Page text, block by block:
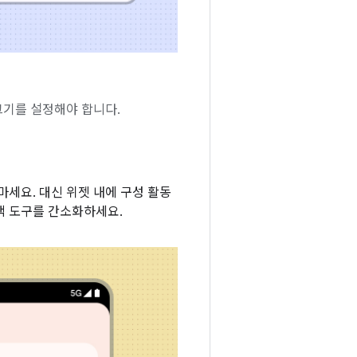
를 설정해야 합니다.
세요. 대신 위젯 내에 구성 활동
도구를 간소화하세요.